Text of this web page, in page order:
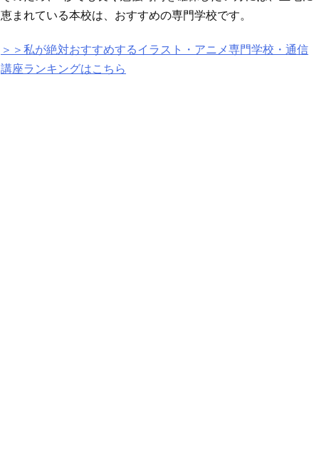
恵まれている本校は、おすすめの専門学校です。
＞＞私が絶対おすすめするイラスト・アニメ専門学校・通信
講座ランキングはこちら